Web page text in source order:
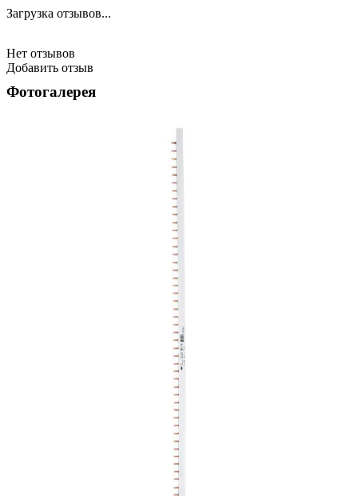
Загрузка отзывов...
Нет отзывов
Добавить отзыв
Фотогалерея